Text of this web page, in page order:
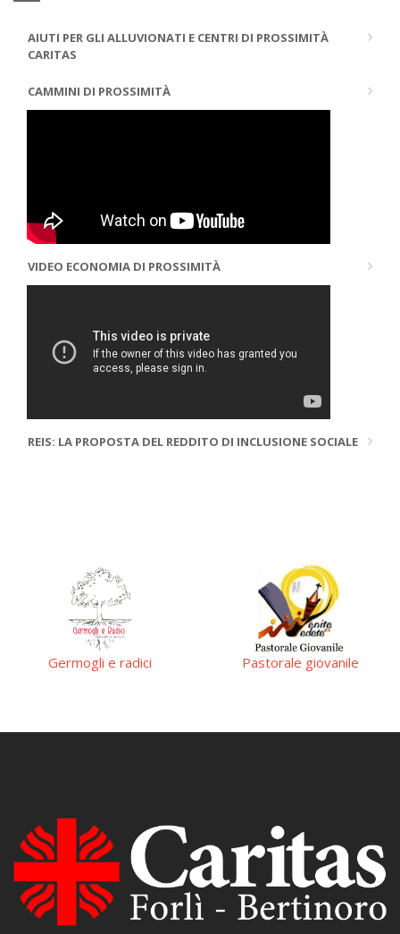
AIUTI PER GLI ALLUVIONATI E CENTRI DI PROSSIMITÀ
CARITAS
CAMMINI DI PROSSIMITÀ
VIDEO ECONOMIA DI PROSSIMITÀ
REIS: LA PROPOSTA DEL REDDITO DI INCLUSIONE SOCIALE
Germogli e radici Pastorale giovanile